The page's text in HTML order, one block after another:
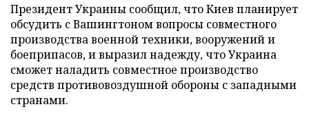
Президент Украины сообщил, что Киев планирует
обсудить с Вашингтоном вопросы совместного
производства военной техники, вооружений и
боеприпасов, и выразил надежду, что Украина
сможет наладить совместное производство
средств противовоздушной обороны с западными
странами.